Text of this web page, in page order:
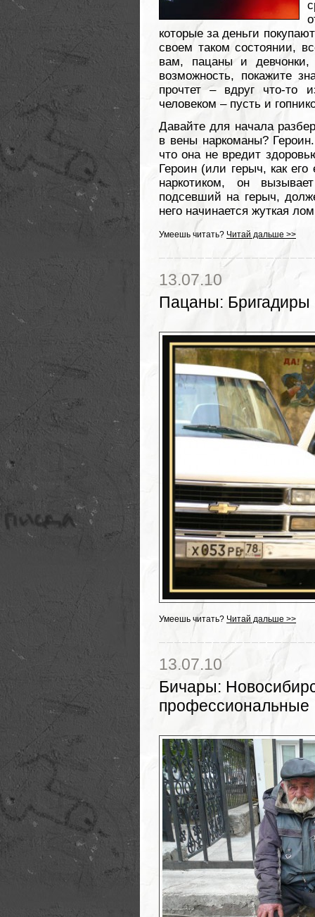
которые за деньги
своем таком состоянии,
вам, пацаны и
возможность, покажите
прочтет – вдруг что-то
человеком – пусть и
Давайте для начала
в вены наркоманы?
что она не вредит
Героин (или герыч, как
наркотиком, он
подсевший на герыч,
него начинается жуткая
Умеешь читать? Читай дальше >>
13.07.10
Пацаны: Бригадиры
Умеешь читать? Читай дальше >>
13.07.10
Бичары:
профессиональные